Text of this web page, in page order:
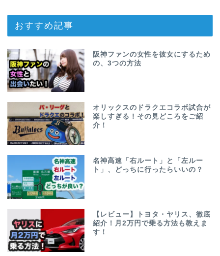
おすすめ記事
阪神ファンの女性を彼女にするため
の、3つの方法
オリックスのドラクエコラボ試合が
楽しすぎる！その見どころをご紹
介！
名神高速「右ルート」と「左ルー
ト」、どっちに行ったらいいの？
【レビュー】トヨタ・ヤリス、徹底
紹介！月2万円で乗る方法も教えま
す！